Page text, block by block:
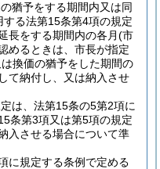
猶予をする期間内又は同
る法第15条第4項の規定
長をする期間内の各月(市
めるときは、市長が指定
換価の猶予をした期間の
て納付し、又は納入させ
は、法第15条の5第2項に
条第3項又は第5項の規定
入させる場合について準
に規定する条例で定める